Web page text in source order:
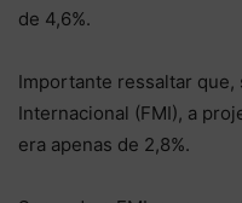
de 4,6%.
Importante ressaltar que,
Internacional (FMI), a
era apenas de 2,8%.